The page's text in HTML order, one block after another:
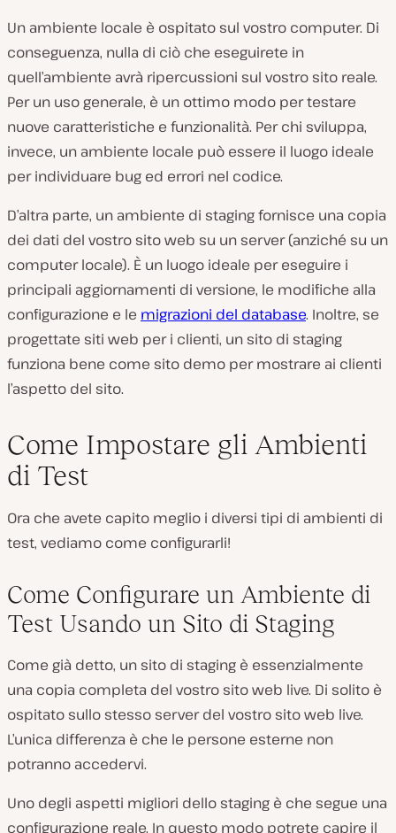
Un ambiente locale è ospitato sul vostro computer. Di
conseguenza, nulla di ciò che eseguirete in
quell’ambiente avrà ripercussioni sul vostro sito reale.
Per un uso generale, è un ottimo modo per testare
nuove caratteristiche e funzionalità. Per chi sviluppa,
invece, un ambiente locale può essere il luogo ideale
per individuare bug ed errori nel codice.
D’altra parte, un ambiente di staging fornisce una copia
dei dati del vostro sito web su un server (anziché su un
computer locale). È un luogo ideale per eseguire i
principali aggiornamenti di versione, le modifiche alla
configurazione e le migrazioni del database. Inoltre, se
progettate siti web per i clienti, un sito di staging
funziona bene come sito demo per mostrare ai clienti
l’aspetto del sito.
Come Impostare gli Ambienti
di Test
Ora che avete capito meglio i diversi tipi di ambienti di
test, vediamo come configurarli!
Come Configurare un Ambiente di
Test Usando un Sito di Staging
Come già detto, un sito di staging è essenzialmente
una copia completa del vostro sito web live. Di solito è
ospitato sullo stesso server del vostro sito web live.
L’unica differenza è che le persone esterne non
potranno accedervi.
Uno degli aspetti migliori dello staging è che segue una
configurazione reale. In questo modo potrete capire il